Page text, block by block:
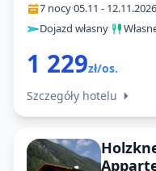
7 nocy·05.11 - 12.11.2026
Dojazd własny·
1 229zł/os.
Szczegóły hotelu